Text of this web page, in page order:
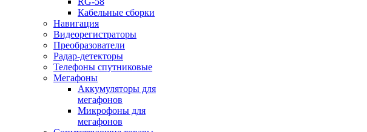
Кабельные сборки
Навигация
Видеорегистраторы
Преобразователи
Радар-детекторы
Телефоны спутниковые
Мегафоны
Аккумуляторы для
мегафонов
Микрофоны для
мегафонов